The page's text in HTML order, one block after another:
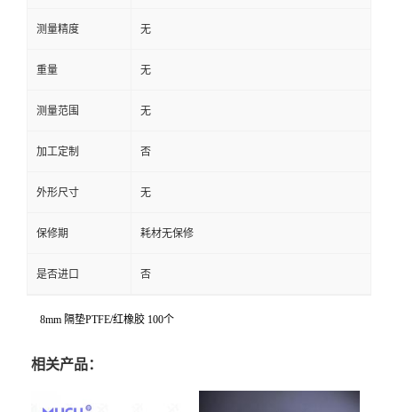
测量精度 无
重量 无
测量范围 无
加工定制 否
外形尺寸 无
保修期 耗材无保修
是否进口 否
8mm 隔垫PTFE/红橡胶 100个
相关产品：